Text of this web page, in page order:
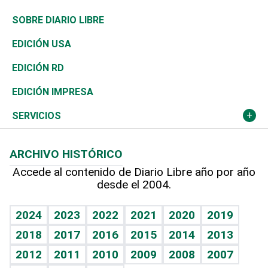
José Boquete
Reportajes
Asia
África
Ocenanía
Caribe
Resto del mundo
Consumo
Vivienda
Telecom.
Global y variable
Economía personal
Belleza
Buena Vida
Sociales
Novedades
Podcast Arte Libre
Hablando con el pediatra
Vida y familia
Eñe
Celebrando la vida
Golf
Ciclismo
Tenis
Olimpismo
Más deportes
Línea de hit
TBT Deportivo
De buena tinta
En Directo
El Espía
Noticiero Poteleche
Columnistas
Clima
Tecnología
Historia
Martes de tecnología
Cambio climático
Mundo
Economía
Revista
Deportes
Opinión
Hecho en casa
Guía del dinero
SOBRE DIARIO LIBRE
EDICIÓN USA
EDICIÓN RD
EDICIÓN IMPRESA
SERVICIOS
Cumpleaños
Horóscopos
Crucigramas
ARCHIVO HISTÓRICO
Accede al contenido de Diario Libre año por año
desde el 2004.
2024 2023 2022 2021 2020
2019
2018
2017 2016 2015 2014
2013
2012
2011 2010 2009 2008
2007